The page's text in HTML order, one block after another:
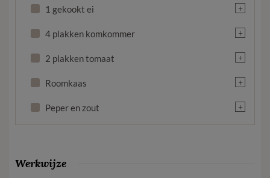
+
1 gekookt ei
+
4 plakken komkommer
+
2 plakken tomaat
+
Roomkaas
+
Peper en zout
Werkwijze